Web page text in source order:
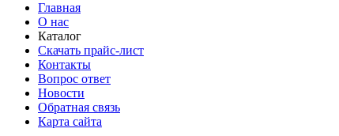
Главная
О нас
Каталог
Скачать прайс-лист
Контакты
Вопрос ответ
Новости
Обратная связь
Карта сайта